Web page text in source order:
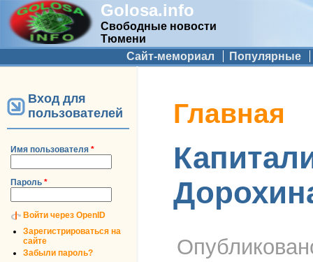
Golosa.info
Свободные новости
Тюмени
Дополнительное меню
Сайт-мемориал Популярные
Вход для
пользователей
Имя пользователя *
Пароль *
Войти через OpenID
Зарегистрироваться на
сайте
Забыли пароль?
Вы здесь
Главная